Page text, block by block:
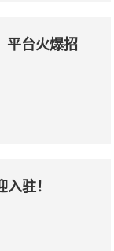
平台火爆招
驻！